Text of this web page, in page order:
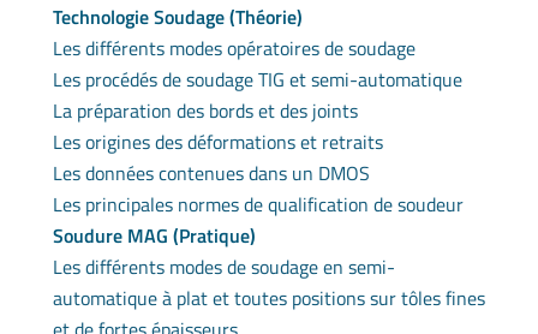
Technologie Soudage (Théorie)
Les différents modes opératoires de soudage
Les procédés de soudage TIG et semi-automatique
La préparation des bords et des joints
Les origines des déformations et retraits
Les données contenues dans un DMOS
Les principales normes de qualification de soudeur
Soudure MAG (Pratique)
Les différents modes de soudage en semi-
automatique à plat et toutes positions sur tôles fines